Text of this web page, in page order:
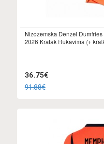
Nizozemska Denzel
2026 Kratak Rukavima (+
36.75€
91.88€